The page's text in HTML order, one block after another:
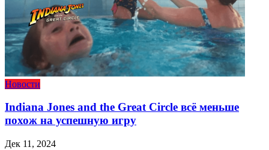
Новости
Indiana Jones and the Great Circle всё меньше
похож на успешную игру
Дек 11, 2024